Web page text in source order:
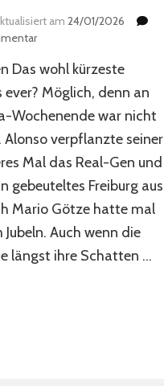
am 24/01/2026
zu
Diaries
#012
Mach
ihn,
er
ihn!
Das wohl kürzeste
ever? Möglich, denn an
Wochenende war nicht
Alonso verpflanzte seiner
Mal das Real-Gen und
gebeuteltes Freiburg aus
Mario Götze hatte mal
Auch wenn die
längst ihre Schatten …